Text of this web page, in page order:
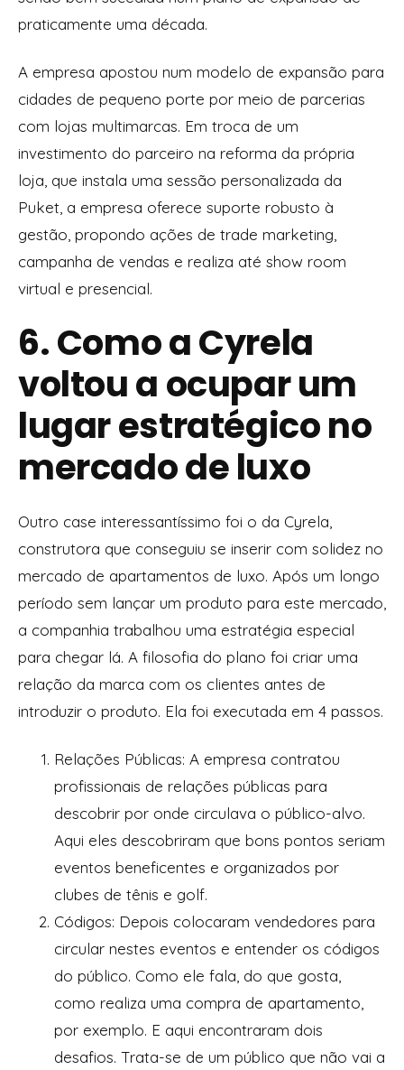
praticamente uma década.
A empresa apostou num modelo de expansão para
cidades de pequeno porte por meio de parcerias
com lojas multimarcas. Em troca de um
investimento do parceiro na reforma da própria
loja, que instala uma sessão personalizada da
Puket, a empresa oferece suporte robusto à
gestão, propondo ações de trade marketing,
campanha de vendas e realiza até show room
virtual e presencial.
6. Como a Cyrela
voltou a ocupar um
lugar estratégico no
mercado de luxo
Outro case interessantíssimo foi o da Cyrela,
construtora que conseguiu se inserir com solidez no
mercado de apartamentos de luxo. Após um longo
período sem lançar um produto para este mercado,
a companhia trabalhou uma estratégia especial
para chegar lá. A filosofia do plano foi criar uma
relação da marca com os clientes antes de
introduzir o produto. Ela foi executada em 4 passos.
Relações Públicas: A empresa contratou
profissionais de relações públicas para
descobrir por onde circulava o público-alvo.
Aqui eles descobriram que bons pontos seriam
eventos beneficentes e organizados por
clubes de tênis e golf.
Códigos: Depois colocaram vendedores para
circular nestes eventos e entender os códigos
do público. Como ele fala, do que gosta,
como realiza uma compra de apartamento,
por exemplo. E aqui encontraram dois
desafios. Trata-se de um público que não vai a